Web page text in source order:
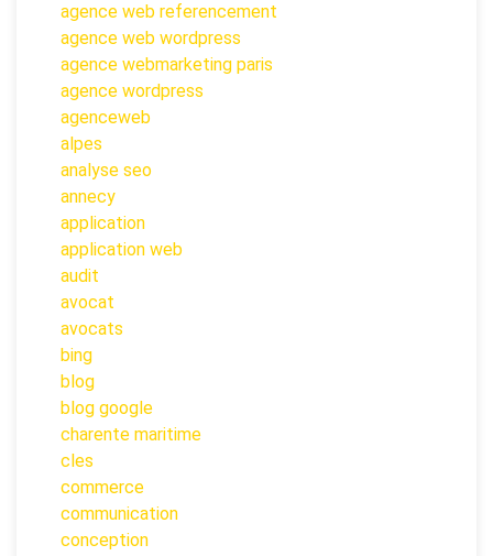
agence web referencement
agence web wordpress
agence webmarketing paris
agence wordpress
agenceweb
alpes
analyse seo
annecy
application
application web
audit
avocat
avocats
bing
blog
blog google
charente maritime
cles
commerce
communication
conception